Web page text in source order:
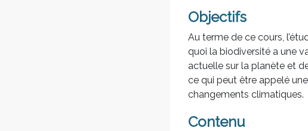
Objectifs
Au terme de ce cours,
quoi la biodiversité a une
actuelle sur la planète et
ce qui peut être appelé
changements climatiques.
Contenu